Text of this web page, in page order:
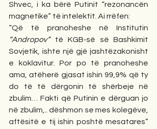
Shvec, i ka bërë Putinit “rezonancën
magnetike” të intelektit. Ai rrëfen:
“Andropov” të KGB-së së Bashkimit
Sovjetik, ishte një gjë jashtëzakonisht
e koklavitur. Por po të pranoheshe
ama, atëherë gjasat ishin 99,9% që ty
do të të dërgonin të shërbeje në
zbulim… Fakti që Putinin e dërguan jo
në zbulim,.. dëshmon se mes kolegëve,
aftësitë e tij ishin poshtë mesatares”